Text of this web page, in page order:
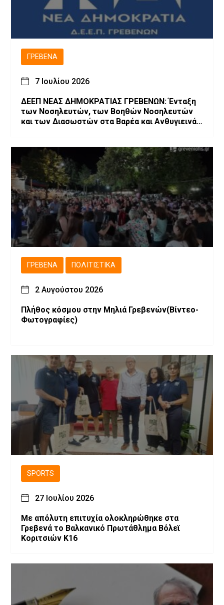
ΓΡΕΒΕΝΆ
7 Ιουλίου 2026
ΔΕΕΠ ΝΕΑΣ ΔΗΜΟΚΡΑΤΙΑΣ ΓΡΕΒΕΝΩΝ: Ένταξη
των Νοσηλευτών, των Βοηθών Νοσηλευτών
και των Διασωστών στα Βαρέα και Ανθυγιεινά
ΓΡΕΒΕΝΆ ΠΟΛΙΤΙΣΤΙΚΆ
2 Αυγούστου 2026
Πλήθος κόσμου στην Μηλιά Γρεβενών(Βίντεο-
Φωτογραφίες)
SPORTS
27 Ιουλίου 2026
Με απόλυτη επιτυχία ολοκληρώθηκε στα
Γρεβενά το Βαλκανικό Πρωτάθλημα Βόλεϊ
Κοριτσιών Κ16